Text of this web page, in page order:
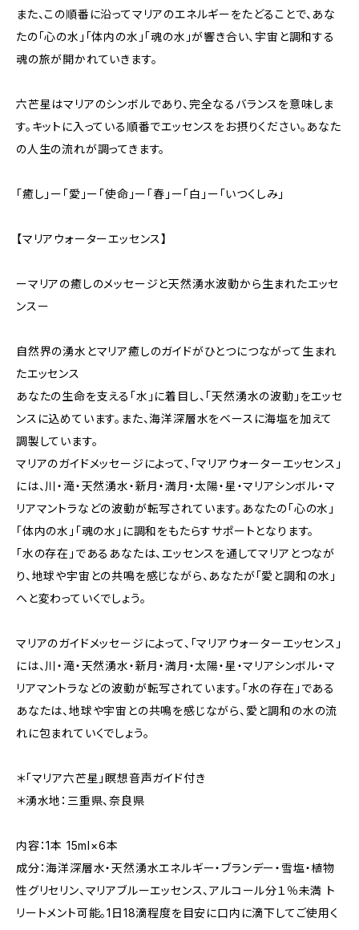
また、この順番に沿ってマリアのエネルギーをたどることで、あな
たの「心の水」「体内の水」「魂の水」が響き合い、宇宙と調和する
魂の旅が開かれていきます。
六芒星はマリアのシンボルであり、完全なるバランスを意味しま
す。キットに入っている順番でエッセンスをお摂りください。あなた
の人生の流れが調ってきます。
「癒し」ー「愛」ー「使命」ー「春」ー「白」ー「いつくしみ」
【マリアウォーターエッセンス】
ーマリアの癒しのメッセージと天然湧水波動から生まれたエッセ
ンスー
自然界の湧水とマリア癒しのガイドがひとつにつながって生まれ
たエッセンス
あなたの生命を支える「水」に着目し、「天然湧水の波動」をエッセ
ンスに込めています。また、海洋深層水をベースに海塩を加えて
調製しています。
マリアのガイドメッセージによって、「マリアウォーターエッセンス」
には、川・滝・天然湧水・新月・満月・太陽・星・マリアシンボル・マ
リアマントラなどの波動が転写されています。あなたの「心の水」
「体内の水」「魂の水」に調和をもたらすサポートとなります。
「水の存在」であるあなたは、エッセンスを通してマリアとつなが
り、地球や宇宙との共鳴を感じながら、あなたが「愛と調和の水」
へと変わっていくでしょう。
マリアのガイドメッセージによって、「マリアウォーターエッセンス」
には、川・滝・天然湧水・新月・満月・太陽・星・マリアシンボル・マ
リアマントラなどの波動が転写されています。「水の存在」である
あなたは、地球や宇宙との共鳴を感じながら、愛と調和の水の流
れに包まれていくでしょう。
＊「マリア六芒星」瞑想音声ガイド付き
＊湧水地：三重県、奈良県
内容：1本 15ml×6本
成分：海洋深層水・天然湧水エネルギー・ブランデー・雪塩・植物
性グリセリン、マリアブルーエッセンス、アルコール分１％未満 ト
リートメント可能。1日18滴程度を目安に口内に滴下してご使用く